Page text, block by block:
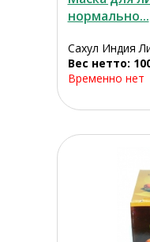
нормально...
Сахул Индия
Вес нетто:
Временно нет